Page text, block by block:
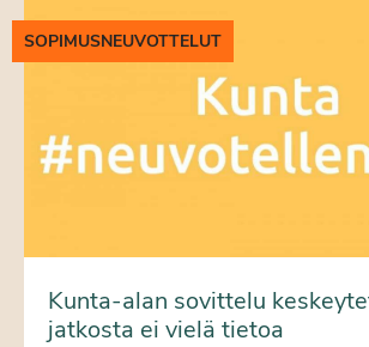
SOPIMUSNEUVOTTELUT
Kunta-alan sovittelu
jatkosta ei vielä tietoa